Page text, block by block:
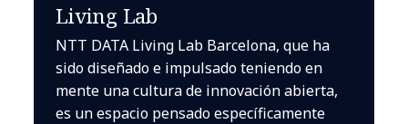
Living Lab
NTT DATA Living Lab Barcelona, que ha
sido diseñado e impulsado teniendo en
mente una cultura de innovación abierta,
es un espacio pensado específicamente